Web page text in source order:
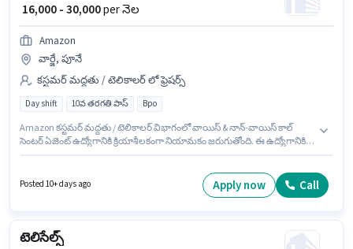
₹ 16,000 - 30,000per నెల
Amazon
వార్జే, పూనే
కస్టమర్ మద్దతు / టెలికాలర్ లో ఫ్రెషర్స్
Day shift 10వ తరగతి పాస్ Bpo
Amazon కస్టమర్ మద్దతు / టెలికాలర్ విభాగంలో వాయిస్ & నాన్-వాయిస్ కాల్
సెంటర్ ఏజెంట్ ఉద్యోగానికి క్రియాశీలకంగా నియామకం జరుగుతోంది. ఈ ఉద్యోగానికి
పాస్ డిగ్రీ లేదా సర్టిఫికెట్ కలిగి ఉండాలి. ఇది Full Time / పార్ట్ టైమ్ ఉద్యోగం, ఇందులో
DAY shift మరియు వారానికి 5 days working ఉంటాయి.
Posted 10+ days ago Apply now Call
టెలిసేల్స్